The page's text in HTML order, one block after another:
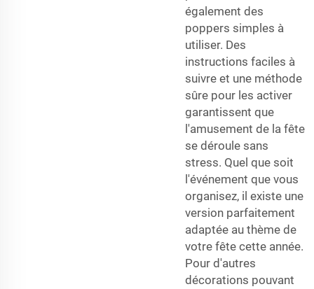
également des
poppers simples à
utiliser. Des
instructions faciles à
suivre et une méthode
sûre pour les activer
garantissent que
l'amusement de la fête
se déroule sans
stress. Quel que soit
l'événement que vous
organisez, il existe une
version parfaitement
adaptée au thème de
votre fête cette année.
Pour d'autres
décorations pouvant